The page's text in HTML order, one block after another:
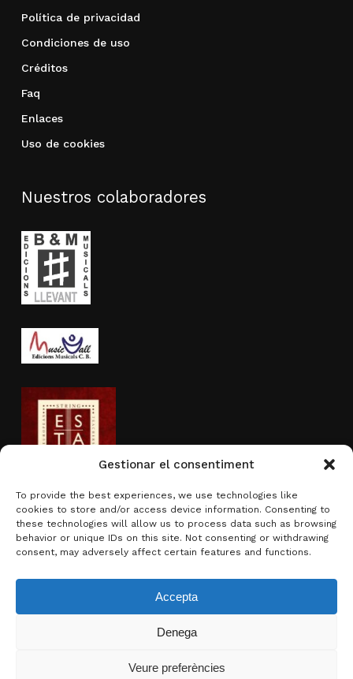
Gestionar el consentiment
To provide the best experiences, we use technologies like
cookies to store and/or access device information. Consenting to
these technologies will allow us to process data such as browsing
behavior or unique IDs on this site. Not consenting or withdrawing
consent, may adversely affect certain features and functions.
Accepta
Denega
Veure preferències
Ver carrito Finalizar compra
Política de privacidad
Condiciones de uso
Créditos
Faq
Enlaces
Uso de cookies
Nuestros colaboradores
Actividad subvencionada por
© 2026 Brotons & Mercadal.